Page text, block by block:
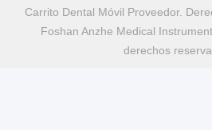
Carrito Dental Móvil Proveedor.
Foshan Anzhe Medical
derechos